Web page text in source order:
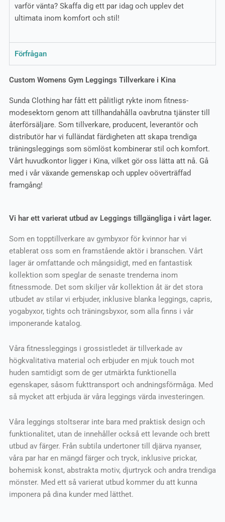
varför vänta? Skaffa dig ett par idag och upplev det
ultimata inom komfort och stil!
Förfrågan
Custom Womens Gym Leggings Tillverkare i Kina
Sunda Clothing har fått ett pålitligt rykte inom fitness-
modesektorn genom att tillhandahålla oavbrutna tjänster till
återförsäljare. Som tillverkare, producent, leverantör och
distributör har vi fulländat färdigheten att skapa trendiga
träningsleggings som sömlöst kombinerar stil och komfort.
Vårt huvudkontor ligger i Kina, vilket gör oss lätta att nå. Gå
med i vår växande gemenskap och upplev oöverträffad
framgång!
Vi har ett varierat utbud av Leggings tillgängliga i vårt lager.
Som en topptillverkare av gymbyxor för kvinnor har vi
etablerat oss som en framstående aktör i branschen. Vårt
lager är omfattande och mångsidigt, med en fantastisk
kollektion som speglar de senaste trenderna inom
fitnessmode. Det som skiljer vår kollektion åt är det stora
utbudet av stilar vi erbjuder, inklusive blanka leggings, capris,
yogabyxor, tights och träningsbyxor, som alla finns i vår
imponerande katalog.
Våra fitnessleggings i grossistledet är tillverkade av
högkvalitativa material och erbjuder en mjuk touch mot
huden samtidigt som de ger utmärkta funktionella
egenskaper, såsom fukttransport och andningsförmåga. Med
så mycket att erbjuda är våra leggings värda investeringen.
Våra leggings stoltserar inte bara med praktisk design och
funktionalitet, utan de innehåller också ett levande och brett
utbud av färger. Från subtila undertoner till djärva nyanser,
våra par har en mängd färger och tryck, inklusive prickar,
bohemisk konst, abstrakta motiv, djurtryck och andra trendiga
mönster. Med ett så varierat utbud kommer du att kunna
imponera på dina kunder med lätthet.